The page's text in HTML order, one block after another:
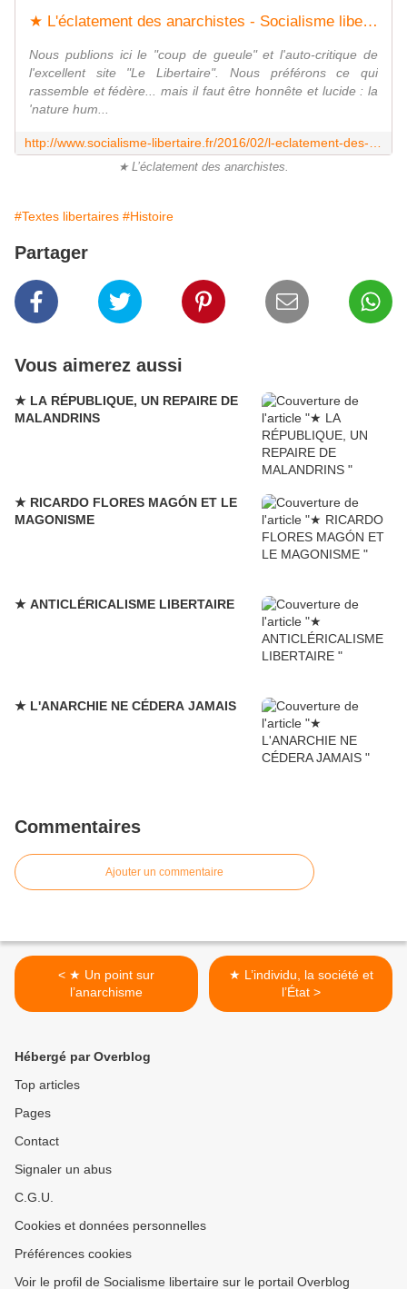
★ L'éclatement des anarchistes - Socialisme libertaire
Nous publions ici le "coup de gueule" et l'auto-critique de
l'excellent site "Le Libertaire". Nous préférons ce qui
rassemble et fédère... mais il faut être honnête et lucide : la
'nature hum...
★ L’éclatement des anarchistes.
#Textes libertaires #Histoire
Partager
Vous aimerez aussi
★ LA RÉPUBLIQUE, UN REPAIRE DE
MALANDRINS
★ RICARDO FLORES MAGÓN ET LE
MAGONISME
★ ANTICLÉRICALISME LIBERTAIRE
★ L'ANARCHIE NE CÉDERA JAMAIS
Commentaires
Ajouter un commentaire
< ★ Un point sur
l’anarchisme
★ L’individu, la société et
l’État >
Hébergé par Overblog
Top articles
Pages
Contact
Signaler un abus
C.G.U.
Cookies et données personnelles
Préférences cookies
Voir le profil de Socialisme libertaire sur le portail Overblog